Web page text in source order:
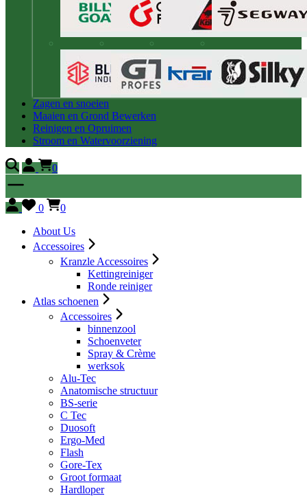
Zagen en snoeien
Maaien en Grond Bewerken
Reinigen en Opruimen
Stroom en Watervoorziening
0
0
0
About Us
Accessoires
Kranzle Accessoires
Kettingreiniger
Ronde reiniger
Atlas schoenen
Accessoires
binnenzool
Schoenveter
Spray & Crème
werksok
Alu-Tec
Anatomische structuur
BS-serie
C Tec
Duosoft
Ergo-Med
Flash
Gore-Tex
Groot formaat
Hardloper